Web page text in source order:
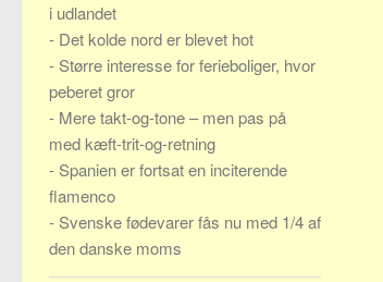
i udlandet
- Det kolde nord er blevet hot
- Større interesse for ferieboliger, hvor
peberet gror
- Mere takt-og-tone – men pas på
med kæft-trit-og-retning
- Spanien er fortsat en inciterende
flamenco
- Svenske fødevarer fås nu med 1/4 af
den danske moms